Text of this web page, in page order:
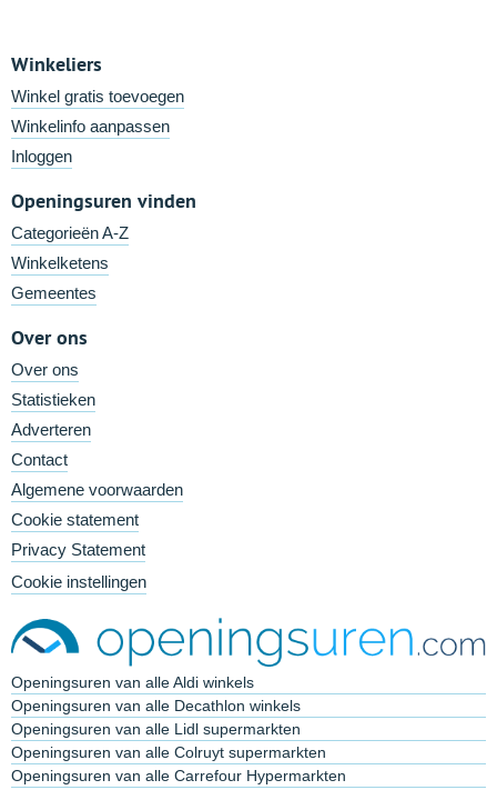
Winkeliers
Winkel gratis toevoegen
Winkelinfo aanpassen
Inloggen
Openingsuren vinden
Categorieën A-Z
Winkelketens
Gemeentes
Over ons
Over ons
Statistieken
Adverteren
Contact
Algemene voorwaarden
Cookie statement
Privacy Statement
Cookie instellingen
Openingsuren van alle Aldi winkels
Openingsuren van alle Decathlon winkels
Openingsuren van alle Lidl supermarkten
Openingsuren van alle Colruyt supermarkten
Openingsuren van alle Carrefour Hypermarkten